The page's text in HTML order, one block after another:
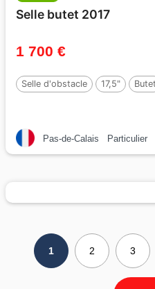
Selle butet 2017
1 700 €
Selle d'obstacle 17,5" Butet
Pas-de-Calais Particulier
1 2 3